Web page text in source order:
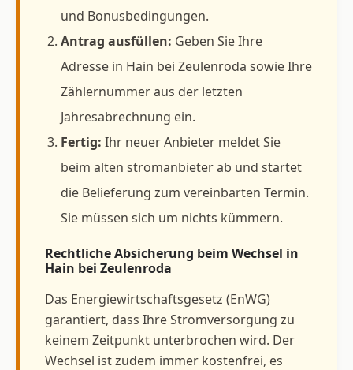
und Bonusbedingungen.
Antrag ausfüllen: Geben Sie Ihre
Adresse in Hain bei Zeulenroda sowie Ihre
Zählernummer aus der letzten
Jahresabrechnung ein.
Fertig: Ihr neuer Anbieter meldet Sie
beim alten stromanbieter ab und startet
die Belieferung zum vereinbarten Termin.
Sie müssen sich um nichts kümmern.
Rechtliche Absicherung beim Wechsel in
Hain bei Zeulenroda
Das Energiewirtschaftsgesetz (EnWG)
garantiert, dass Ihre Stromversorgung zu
keinem Zeitpunkt unterbrochen wird. Der
Wechsel ist zudem immer kostenfrei, es